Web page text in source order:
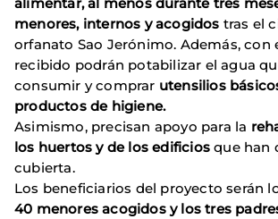
menores, internos y acogidos tras el
orfanato Sao Jerónimo. Además, con
recibido podrán potabilizar el agua
consumir y comprar utensilios
productos de higiene.
Asimismo, precisan apoyo para la
los huertos y de los edificios que han
cubierta.
Los beneficiarios del proyecto serán
40 menores acogidos y los tres